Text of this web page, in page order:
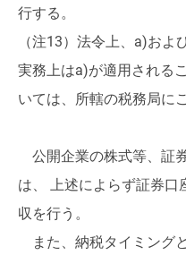
行する。
（注13）法令上、a)およ
実務上はa)が適用される
いては、所轄の税務局に
公開企業の株式等、証
は、 上述によらず証券
収を行う。
また、納税タイミング